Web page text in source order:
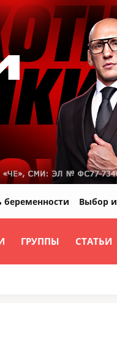
ГРУППЫ СТАТЬИ
беременности Выбор